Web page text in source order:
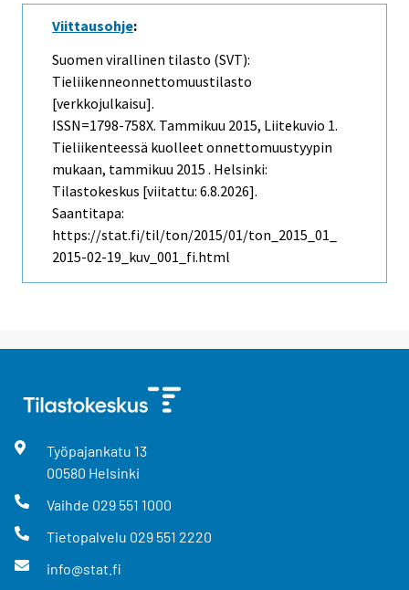
Viittausohje:
Suomen virallinen tilasto (SVT):
Tieliikenneonnettomuustilasto
[verkkojulkaisu].
ISSN=1798-758X. Tammikuu 2015, Liitekuvio 1.
Tieliikenteessä kuolleet onnettomuustyypin
mukaan, tammikuu 2015 . Helsinki:
Tilastokeskus [viitattu: 6.8.2026].
Saantitapa:
https://stat.fi/til/ton/2015/01/ton_2015_01_
2015-02-19_kuv_001_fi.html
Työpajankatu 13
00580 Helsinki
Vaihde 029 551 1000
Tietopalvelu 029 551 2220
info@stat.fi